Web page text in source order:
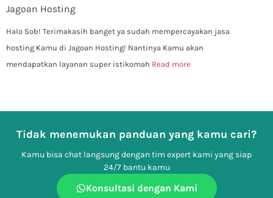
Jagoan Hosting
Halo Sob! Terimakasih banget ya sudah mempercayakan jasa
hosting Kamu di Jagoan Hosting! Nantinya Kamu akan
mendapatkan layanan super istikomah Read more
Tidak menemukan panduan yang kamu cari?
Kamu bisa chat langsung dengan tim expert kami yang siap
24/7 bantu kamu
Konsultasi dengan Kami